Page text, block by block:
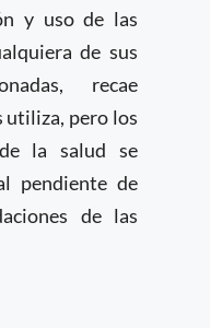
y uso de las
de sus
recae
utiliza, pero los
la salud se
pendiente de
de las